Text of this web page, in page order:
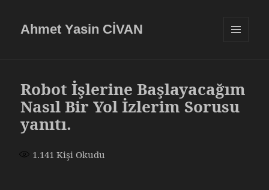
Ahmet Yasin CİVAN
Robot İşlerine Başlayacağım
Nasıl Bir Yol İzlerim Sorusu
yanıtı.
1.141 Kişi Okudu